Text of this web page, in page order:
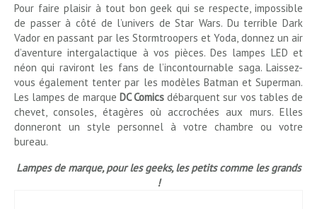
Pour faire plaisir à tout bon geek qui se respecte, impossible
de passer à côté de l’univers de Star Wars. Du terrible Dark
Vador en passant par les Stormtroopers et Yoda, donnez un air
d’aventure intergalactique à vos pièces. Des lampes LED et
néon qui raviront les fans de l’incontournable saga. Laissez-
vous également tenter par les modèles Batman et Superman.
Les lampes de marque DC Comics débarquent sur vos tables de
chevet, consoles, étagères où accrochées aux murs. Elles
donneront un style personnel à votre chambre ou votre
bureau.
Lampes de marque, pour les geeks, les petits comme les grands
!